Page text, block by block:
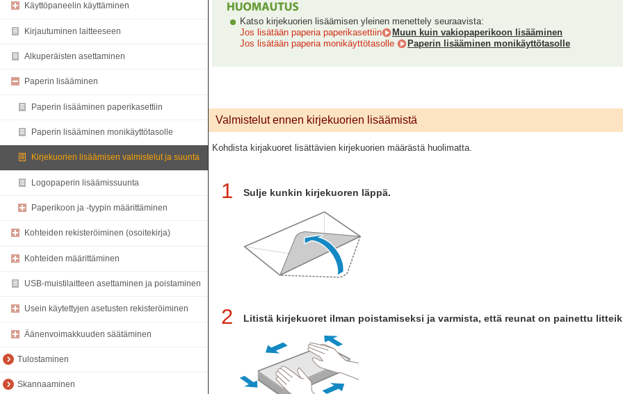
Käyttöpaneelin käyttäminen
Kirjautuminen laitteeseen
Alkuperäisten asettaminen
Paperin lisääminen
Paperin lisääminen paperikasettiin
Paperin lisääminen monikäyttötasolle
Kirjekuorien lisäämisen valmistelut ja suunta
Logopaperin lisäämissuunta
Paperikoon ja -tyypin määrittäminen
Kohteiden rekisteröiminen (osoitekirja)
Kohteiden määrittäminen
USB-muistilaitteen asettaminen ja poistaminen
Usein käytettyjen asetusten rekisteröiminen
Äänenvoimakkuuden säätäminen
Tulostaminen
Skannaaminen
Katso kirjekuorien lisäämisen yleinen menettely seuraavista:
Jos lisätään paperia paperikasettiin
Muun kuin vakiopaperikoon lisääminen
Jos lisätään paperia monikäyttötasolle
Paperin lisääminen monikäyttötasolle
Valmistelut ennen kirjekuorien lisäämistä
Kohdista kirjakuoret lisättävien kirjekuorien määrästä huolimatta.
1 Sulje kunkin kirjekuoren läppä.
2 Litistä kirjekuoret ilman poistamiseksi ja varmista, että reunat on painettu